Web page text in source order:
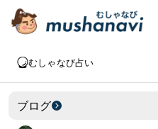
むしゃなび占い
ブログ